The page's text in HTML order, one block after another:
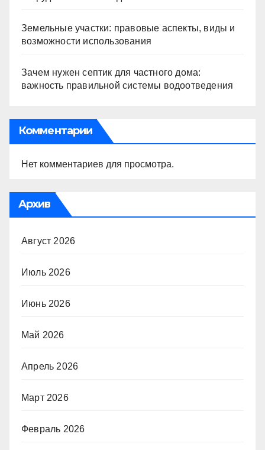
Земельные участки: правовые аспекты, виды и
возможности использования
Зачем нужен септик для частного дома:
важность правильной системы водоотведения
Комментарии
Нет комментариев для просмотра.
Архив
Август 2026
Июль 2026
Июнь 2026
Май 2026
Апрель 2026
Март 2026
Февраль 2026